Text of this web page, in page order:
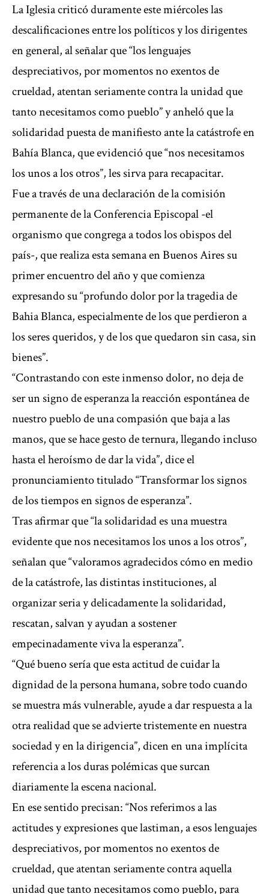
La Iglesia criticó duramente este miércoles las
descalificaciones entre los políticos y los dirigentes
en general, al señalar que “los lenguajes
despreciativos, por momentos no exentos de
crueldad, atentan seriamente contra la unidad que
tanto necesitamos como pueblo” y anheló que la
solidaridad puesta de manifiesto ante la catástrofe en
Bahía Blanca, que evidenció que “nos necesitamos
los unos a los otros”, les sirva para recapacitar.
Fue a través de una declaración de la comisión
permanente de la Conferencia Episcopal -el
organismo que congrega a todos los obispos del
país-, que realiza esta semana en Buenos Aires su
primer encuentro del año y que comienza
expresando su “profundo dolor por la tragedia de
Bahia Blanca, especialmente de los que perdieron a
los seres queridos, y de los que quedaron sin casa, sin
bienes”.
“Contrastando con este inmenso dolor, no deja de
ser un signo de esperanza la reacción espontánea de
nuestro pueblo de una compasión que baja a las
manos, que se hace gesto de ternura, llegando incluso
hasta el heroísmo de dar la vida”, dice el
pronunciamiento titulado “Transformar los signos
de los tiempos en signos de esperanza”.
Tras afirmar que “la solidaridad es una muestra
evidente que nos necesitamos los unos a los otros”,
señalan que “valoramos agradecidos cómo en medio
de la catástrofe, las distintas instituciones, al
organizar seria y delicadamente la solidaridad,
rescatan, salvan y ayudan a sostener
empecinadamente viva la esperanza”.
“Qué bueno sería que esta actitud de cuidar la
dignidad de la persona humana, sobre todo cuando
se muestra más vulnerable, ayude a dar respuesta a la
otra realidad que se advierte tristemente en nuestra
sociedad y en la dirigencia”, dicen en una implícita
referencia a los duras polémicas que surcan
diariamente la escena nacional.
En ese sentido precisan: “Nos referimos a las
actitudes y expresiones que lastiman, a esos lenguajes
despreciativos, por momentos no exentos de
crueldad, que atentan seriamente contra aquella
unidad que tanto necesitamos como pueblo, para